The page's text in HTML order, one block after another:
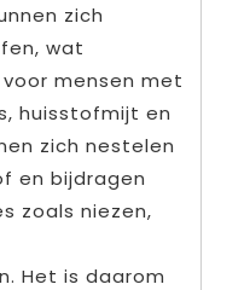
zich
wat
mensen met
huisstofmijt en
zich nestelen
en bijdragen
zoals niezen,
Het is daarom